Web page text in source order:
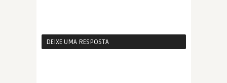
DEIXE UMA RESPOSTA